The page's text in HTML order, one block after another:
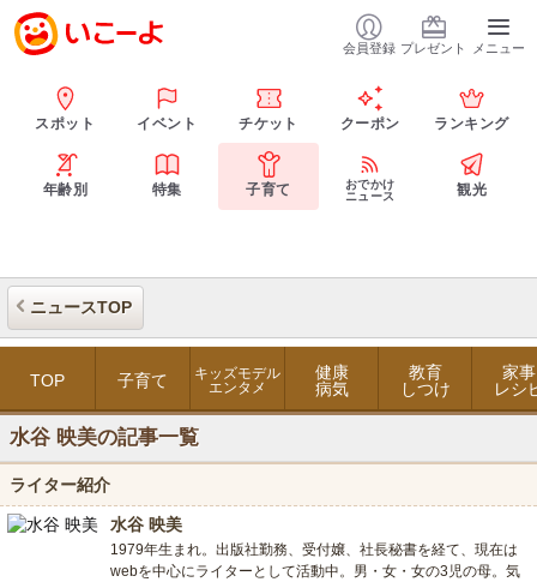
会員登録 プレゼント メニュー
スポット イベント チケット クーポン ランキング
年齢別 特集 子育て
おでかけ
ニュース
観光
ニュースTOP
TOP 子育て
キッズモデル
エンタメ
健康
病気
教育
しつけ
家事
レシ
水谷 映美の記事一覧
ライター紹介
水谷 映美
1979年生まれ。出版社勤務、受付嬢、社長秘書を経て、現在は
webを中心にライターとして活動中。男・女・女の3児の母。気